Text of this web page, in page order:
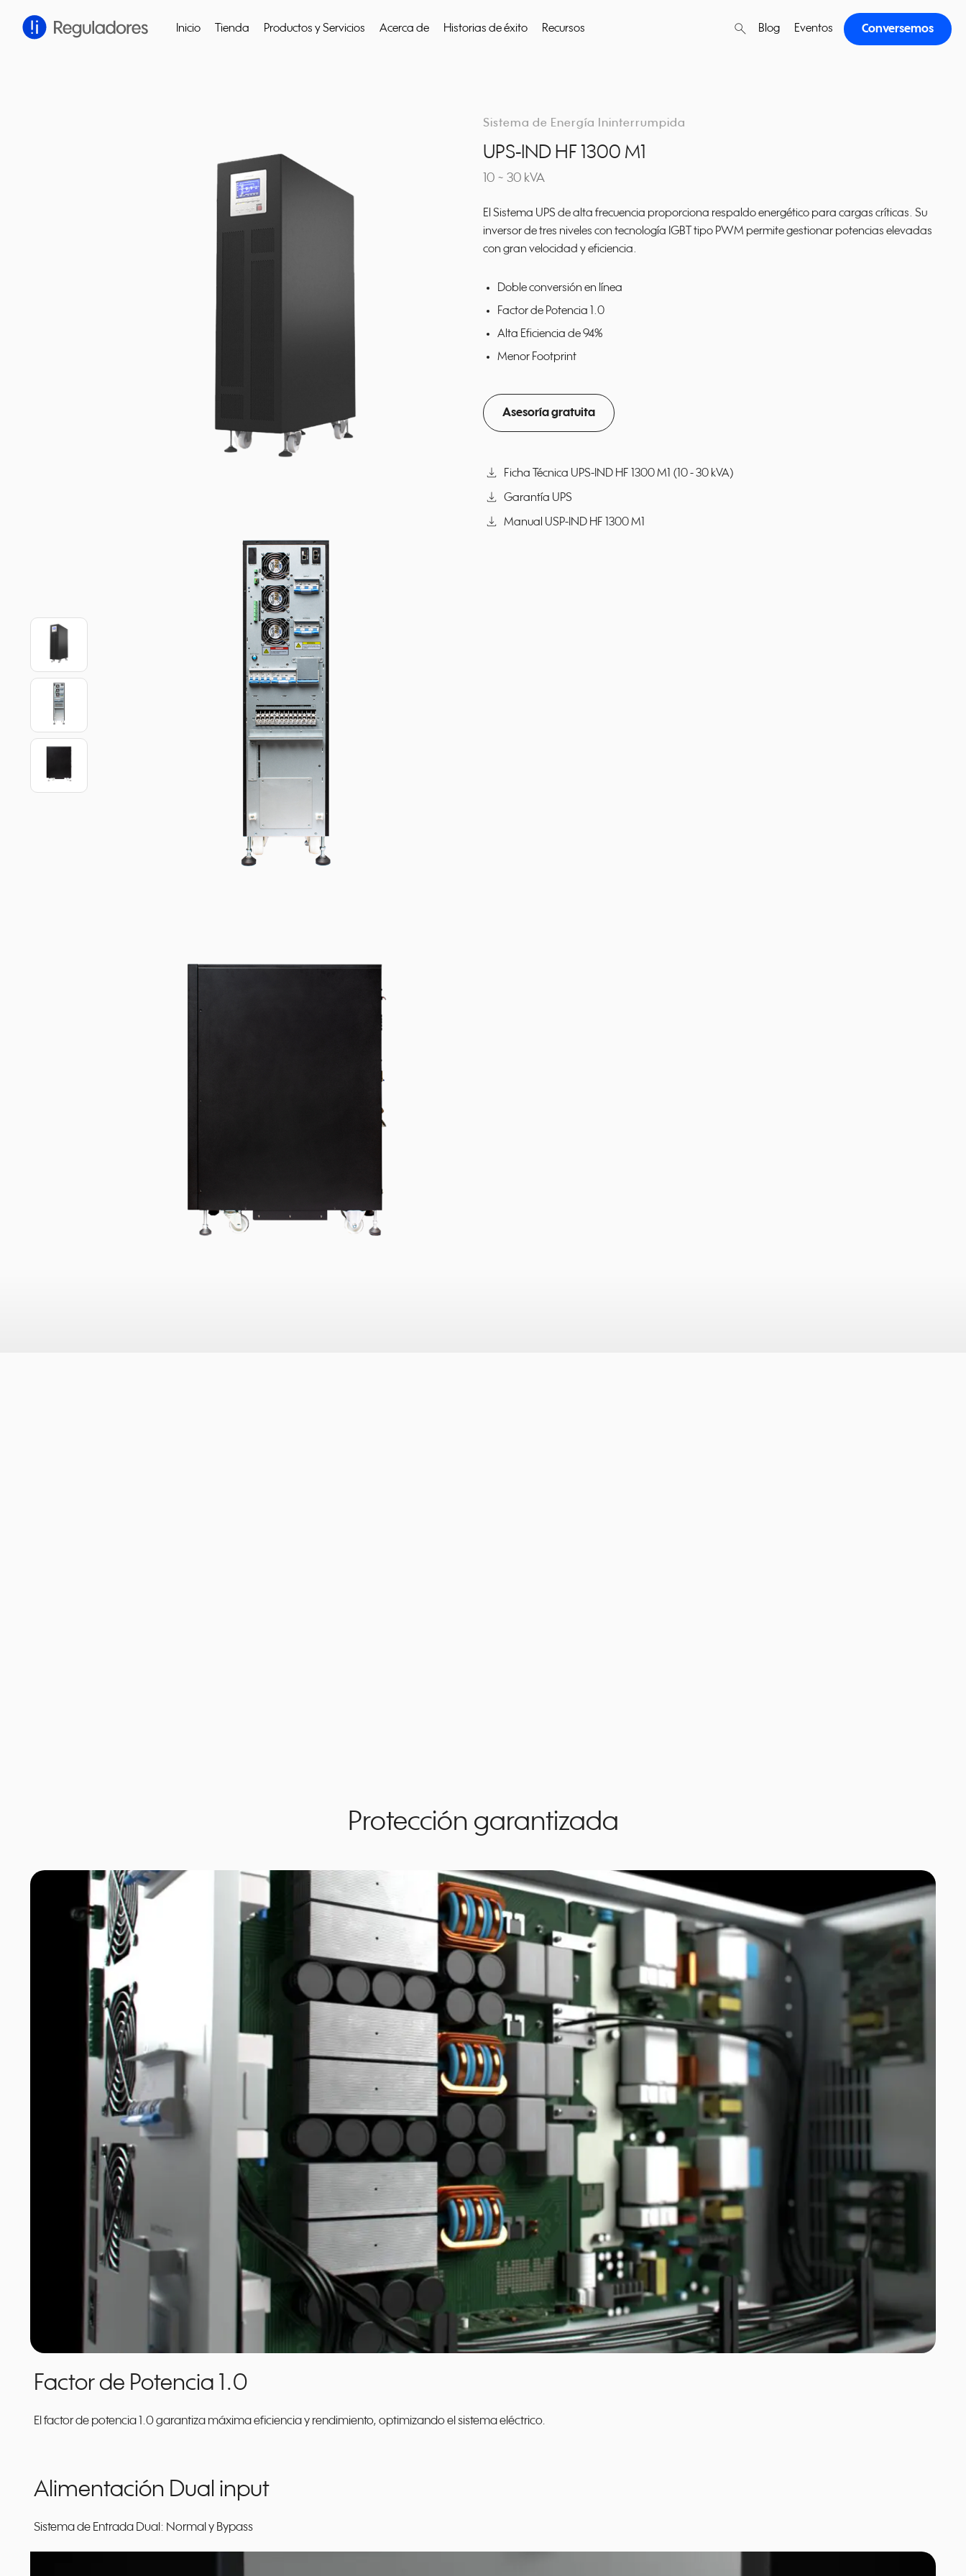
Inicio Tienda Productos y Servicios Acerca de Historias de éxito Recursos search Blog Eventos Conversemos
Sistema de Energía Ininterrumpida
UPS-IND HF 1300 M1
10 ~ 30 kVA
El Sistema UPS de alta frecuencia proporciona respaldo energético para cargas críticas. Su
inversor de tres niveles con tecnología IGBT tipo PWM permite gestionar potencias elevadas
con gran velocidad y eficiencia.
Doble conversión en línea
Factor de Potencia 1.0
Alta Eficiencia de 94%
Menor Footprint
Asesoría gratuita
download Ficha Técnica UPS-IND HF 1300 M1 (10 - 30 kVA)
download Garantía UPS
download Manual USP-IND HF 1300 M1
Protección garantizada
Factor de Potencia 1.0
El factor de potencia 1.0 garantiza máxima eficiencia y rendimiento, optimizando el sistema eléctrico.
Alimentación Dual input
Sistema de Entrada Dual: Normal y Bypass